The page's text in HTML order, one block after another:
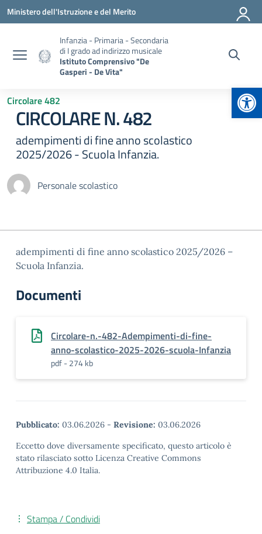
Vai ai contenuti
Vai al menu di navigazione
Vai al footer
Ministero dell'Istruzione e del Merito
Infanzia - Primaria - Secondaria
di I grado ad indirizzo musicale
Istituto Comprensivo "De
Gasperi - De Vita"
Circolare 482
CIRCOLARE N. 482
adempimenti di fine anno scolastico
2025/2026 - Scuola Infanzia.
Personale scolastico
adempimenti di fine anno scolastico 2025/2026 –
Scuola Infanzia.
Documenti
Circolare-n.-482-Adempimenti-di-fine-
anno-scolastico-2025-2026-scuola-Infanzia
pdf - 274 kb
Pubblicato: 03.06.2026 - Revisione: 03.06.2026
Eccetto dove diversamente specificato, questo articolo è
stato rilasciato sotto Licenza Creative Commons
Attribuzione 4.0 Italia.
Stampa / Condividi